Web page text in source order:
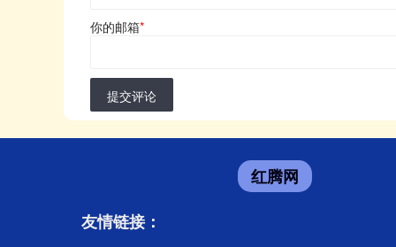
你的邮箱*
提交评论
红腾网
友情链接：